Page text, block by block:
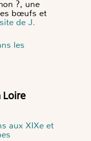
?, une
bœufs et
site de J.
les
Loire
aux XIXe et